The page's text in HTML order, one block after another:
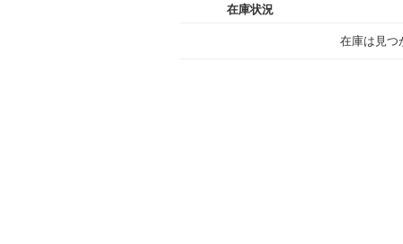
在庫状況
在庫は見